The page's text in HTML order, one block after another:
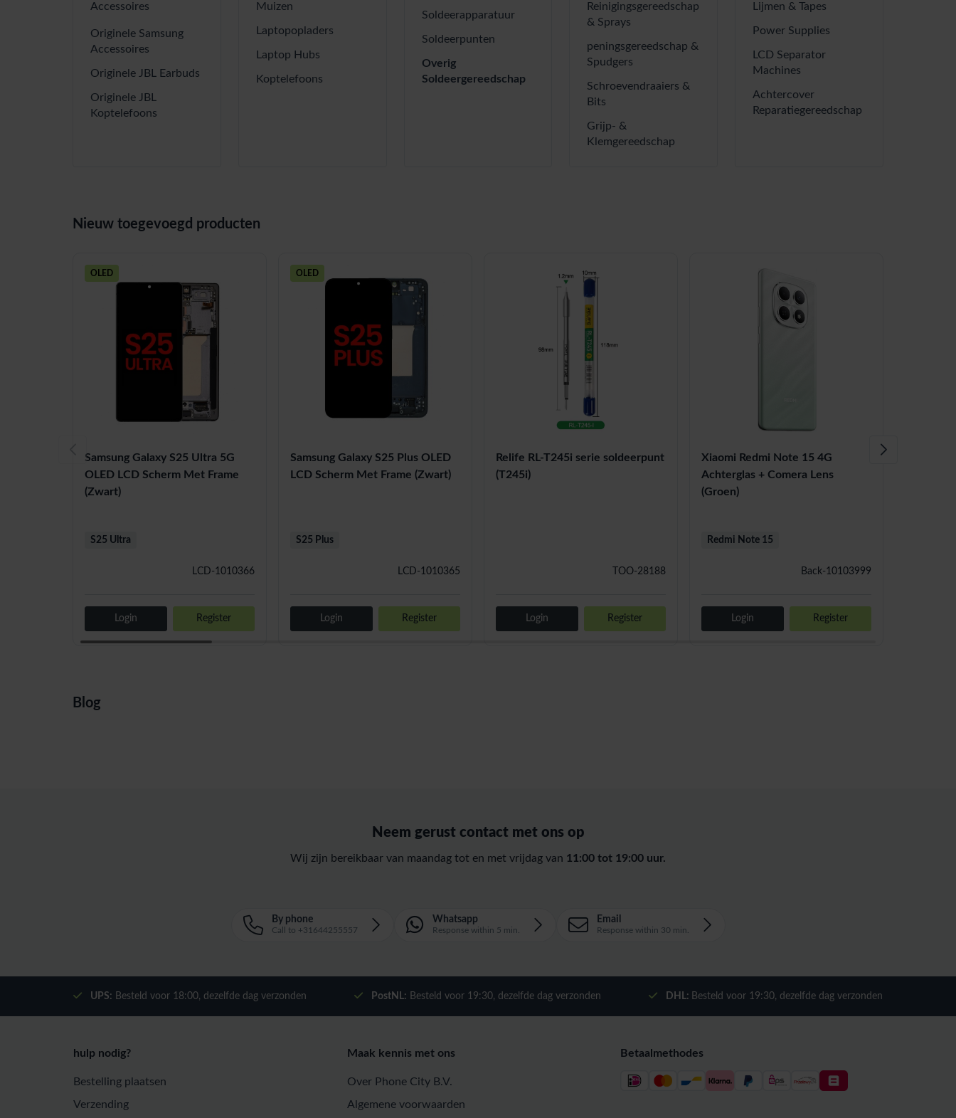
Accessoires
Originele Samsung
Accessoires
Originele JBL Earbuds
Originele JBL
Koptelefoons
Muizen
Laptopopladers
Laptop Hubs
Koptelefoons
Soldeerapparatuur
Soldeerpunten
Overig
Soldeergereedschap
Reinigingsgereedschap
& Sprays
peningsgereedschap &
Spudgers
Schroevendraaiers &
Bits
Grijp- &
Klemgereedschap
Lijmen & Tapes
Power Supplies
LCD Separator
Machines
Achtercover
Reparatiegereedschap
Nieuw toegevoegd producten
OLED
Samsung Galaxy S25 Ultra 5G
OLED LCD Scherm Met Frame
(Zwart)
LCD-1010366
S25 Ultra
Login Register
OLED
Samsung Galaxy S25 Plus OLED
LCD Scherm Met Frame (Zwart)
LCD-1010365
S25 Plus
Login Register
Relife RL-T245i serie soldeerpunt
(T245i)
TOO-28188
Login Register
Xiaomi Redmi Note 15 4G
Achterglas + Comera Lens
(Groen)
Back-10103999
Redmi Note 15
Login Register
Blog
Neem gerust contact met ons op
Wij zijn bereikbaar van maandag tot en met vrijdag van 11:00 tot 19:00 uur.
By phone
Call to +31644255557
Whatsapp
Response within 5 min.
Email
Response within 30 min.
UPS: Besteld voor 18:00, dezelfde dag verzonden PostNL: Besteld voor 19:30, dezelfde dag verzonden DHL: Besteld voor 19:30, dezelfde dag verzonden
hulp nodig?
Bestelling plaatsen
Verzending
Maak kennis met ons
Over Phone City B.V.
Algemene voorwaarden
Betaalmethodes